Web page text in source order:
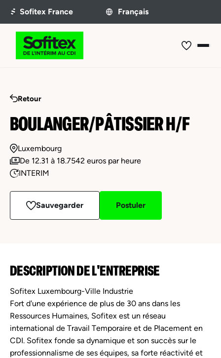
Retour
BOULANGER/PÂTISSIER H/F
Luxembourg
De 12.31 à 18.7542 euros par heure
INTERIM
Sauvegarder Postuler
DESCRIPTION DE L'ENTREPRISE
Sofitex Luxembourg-Ville Industrie
Fort d'une expérience de plus de 30 ans dans les
Ressources Humaines, Sofitex est un réseau
international de Travail Temporaire et de Placement en
CDI. Sofitex fonde sa dynamique et son succès sur le
professionnalisme de ses équipes, sa forte réactivité et